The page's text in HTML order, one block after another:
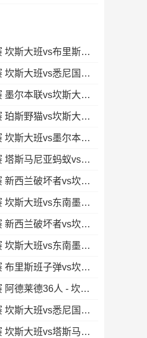
04月23日NBL(A)常规赛 坎斯大班vs布里斯班子弹 录像集锦
04月21日NBL(A)常规赛 坎斯大班vs悉尼国王 录像集锦
04月18日NBL(A)常规赛 墨尔本联vs坎斯大班 录像集锦
04月16日NBL(A)常规赛 珀斯野猫vs坎斯大班 录像集锦
04月10日NBL(A)常规赛 坎斯大班vs墨尔本联 录像
04月08日NBL(A)常规赛 塔斯马尼亚蚂蚁vs坎斯大班 录像
04月04日NBL(A)常规赛 新西兰破坏者vs坎斯大班 录像
04月02日NBL(A)常规赛 坎斯大班vs东南墨尔本凤凰 录像
03月27日NBL(A)常规赛 新西兰破坏者vs坎斯大班 录像集锦
03月25日NBL(A)常规赛 坎斯大班vs东南墨尔本凤凰 全场录像
03月20日NBL(A)常规赛 布里斯班子弹vs坎斯大班 录像集锦
03月18日NBL(A)常规赛 阿德莱德36人 - 坎斯大班 录像
03月13日NBL(A)常规赛 坎斯大班vs悉尼国王 录像集锦
03月11日NBL(A)常规赛 坎斯大班vs塔斯马尼亚蚂蚁 录像